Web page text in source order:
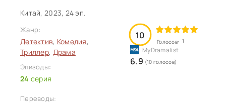
Китай, 2023, 24 эп.
Жанр:
Детектив, Комедия,
Триллер, Драма
Эпизоды:
24 серия
10
Голосов: 1
6.9 (10 голосов)
Переводы: